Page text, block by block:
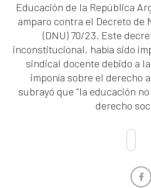
Educación de la República
amparo contra el Decreto de
(DNU) 70/23. Este
inconstitucional, había sido
sindical docente debido a
imponía sobre el derecho
subrayó que "la educación
derecho